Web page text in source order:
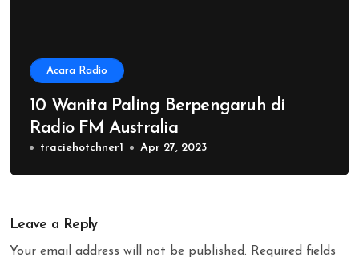
Acara Radio
10 Wanita Paling Berpengaruh di
Radio FM Australia
traciehotchner1 Apr 27, 2023
Leave a Reply
Your email address will not be published. Required fields